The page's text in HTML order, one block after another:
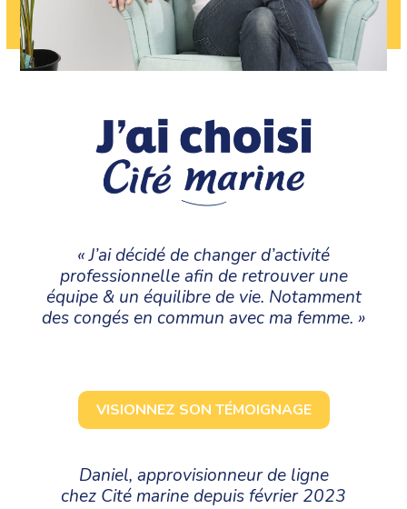
« J’ai décidé de changer d’activité
professionnelle afin de retrouver une
équipe & un équilibre de vie. Notamment
des congés en commun avec ma femme. »
VISIONNEZ SON TÉMOIGNAGE
Daniel, approvisionneur de ligne
chez Cité marine depuis février 2023